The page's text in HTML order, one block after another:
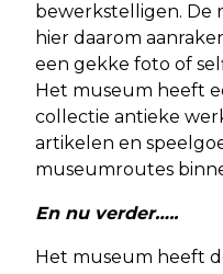
bewerkstelligen. De
hier daarom
een gekke foto of
Het museum heeft
collectie antieke
artikelen en
museumroutes
En nu verder…..
Het museum heeft